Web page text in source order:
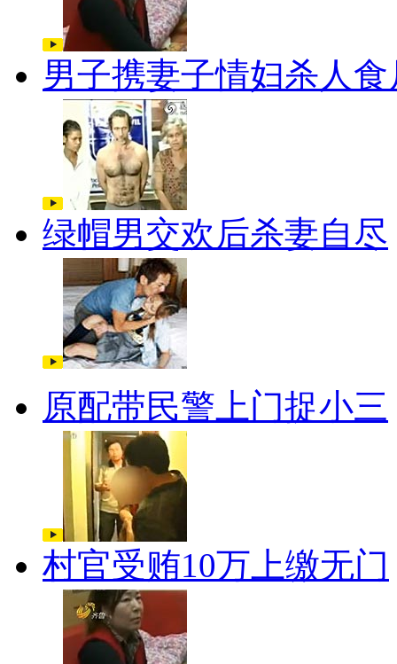
男子携妻子情妇杀人食
绿帽男交欢后杀妻自尽
原配带民警上门捉小三
村官受贿10万上缴无门